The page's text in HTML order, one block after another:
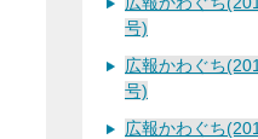
号)
広報かわぐち
号)
広報かわぐち